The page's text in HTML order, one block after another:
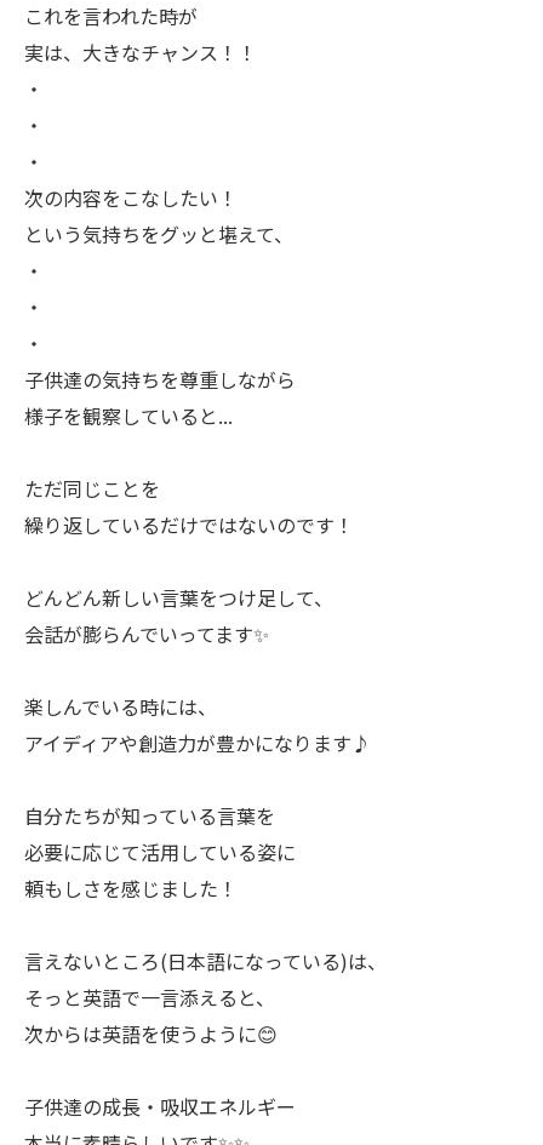
これを言われた時が
実は、大きなチャンス！！
・
・
・
次の内容をこなしたい！
という気持ちをグッと堪えて、
・
・
・
子供達の気持ちを尊重しながら
様子を観察していると...
ただ同じことを
繰り返しているだけではないのです！
どんどん新しい言葉をつけ足して、
会話が膨らんでいってます✨
楽しんでいる時には、
アイディアや創造力が豊かになります♪
自分たちが知っている言葉を
必要に応じて活用している姿に
頼もしさを感じました！
言えないところ(日本語になっている)は、
そっと英語で一言添えると、
次からは英語を使うように😊
子供達の成長・吸収エネルギー